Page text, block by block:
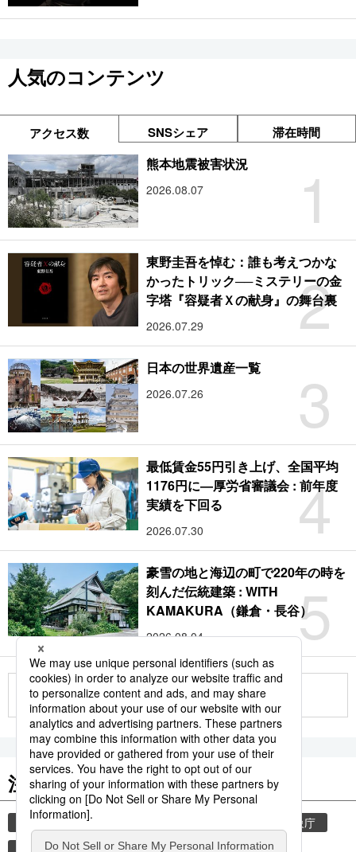
人気のコンテンツ
アクセス数 SNSシェア 滞在時間
1
熊本地震被害状況
2026.08.07
2
東野圭吾を悼む：誰も考えつかな
かったトリック──ミステリーの金
字塔『容疑者Ｘの献身』の舞台裏
2026.07.29
3
日本の世界遺産一覧
2026.07.26
4
最低賃金55円引き上げ、全国平均
1176円に―厚労省審議会 : 前年度
実績を下回る
2026.07.30
5
豪雪の地と海辺の町で220年の時を
刻んだ伝統建築 : WITH
KAMAKURA（鎌倉・長谷）
2026.08.04
もっと見る
注目のキーワード
共同通信ニュース
気象庁